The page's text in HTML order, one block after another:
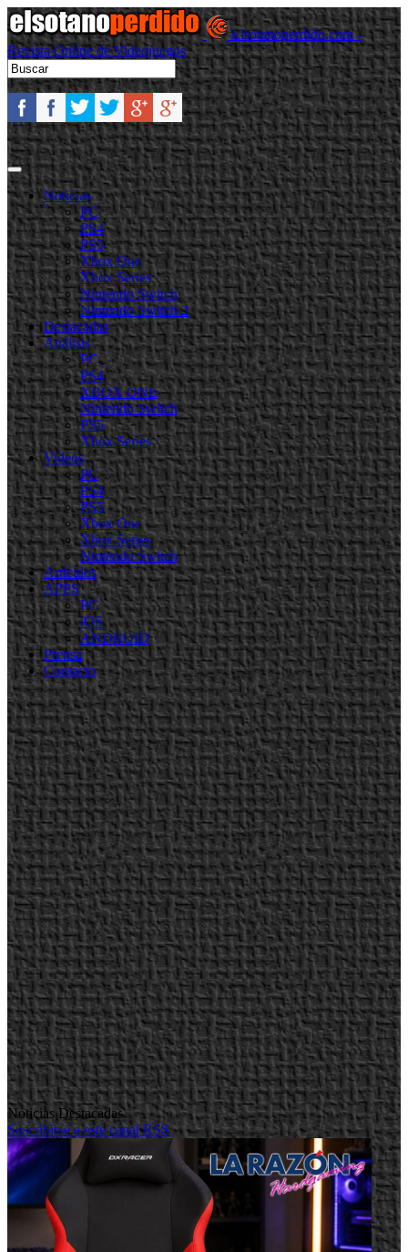
Elsotanoperdido.com -
Revista Online de Videojuegos
Noticias
PC
PS4
PS5
Xbox One
Xbox Series
Nintendo Switch
Nintendo Switch 2
Destacadas
Análisis
PC
PS4
XBOX ONE
Nintendo Switch
PS5
Xbox Series
Videos
PC
PS4
PS5
Xbox One
Xbox Series
Nintendo Switch
Artículos
APPS
PC
iOS
ANDROID
Prensa
Contacto
Noticias Destacadas
Suscribirse a este canal RSS